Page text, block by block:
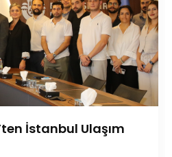
İstanbul Ulaşım